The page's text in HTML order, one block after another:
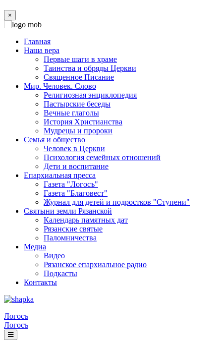
×
Главная
Наша вера
Первые шаги в храме
Таинства и обряды Церкви
Священное Писание
Мир. Человек. Слово
Религиозная энциклопедия
Пастырские беседы
Вечные глаголы
История Христианства
Мудрецы и пророки
Семья и общество
Человек в Церкви
Психология семейных отношений
Дети и воспитание
Епархиальная пресса
Газета "Логосъ"
Газета "Благовест"
Журнал для детей и подростков "Ступени"
Святыни земли Рязанской
Календарь памятных дат
Рязанские святые
Паломничества
Медиа
Видео
Рязанское епархиальное радио
Подкасты
Контакты
Логосъ
Логосъ